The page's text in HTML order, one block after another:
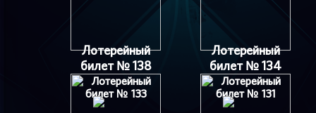
Лотерейный
билет № 138
Лотерейный
билет № 134